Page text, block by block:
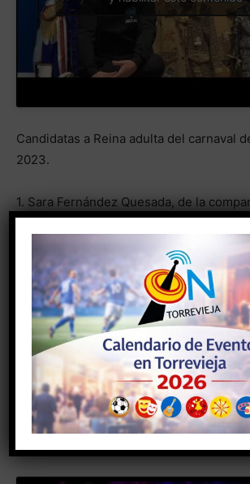
Candidatas a Reina adulta del carnaval
2023.
1. Sara Fernández Quesada, de la
Haz clic para aceptar márketing
y habilitar este contenido